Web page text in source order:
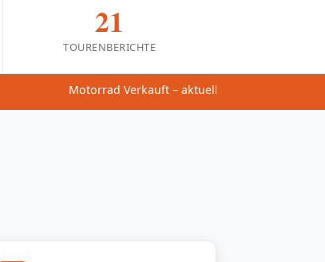
21
TOURENBERICHTE
Motorrad Verkauft – aktuell keine neuen